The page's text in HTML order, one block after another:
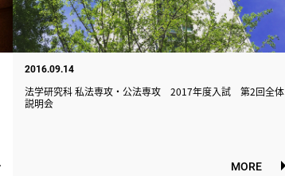
2016.09.14
法学研究科 私法専攻・公法専攻 2017年度入試 第2回全体
説明会
MORE